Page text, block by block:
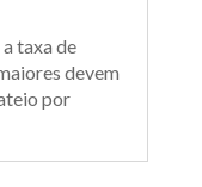
taxa de
devem
por